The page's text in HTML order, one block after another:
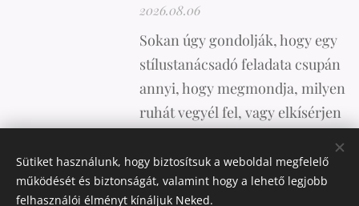
2026.08.06
Sokan úgy gondolják, hogy egy
stílustanácsadó feladata csupán
annyi, hogy megmondja, milyen
ruhát vegyél fel, vagy elkísérjen
ennél sokkal összetettebb.
Sütiket használunk, hogy biztosítsuk a weboldal megfelelő
működését és biztonságát, valamint hogy a lehető legjobb
felhasználói élményt kínáljuk Neked.